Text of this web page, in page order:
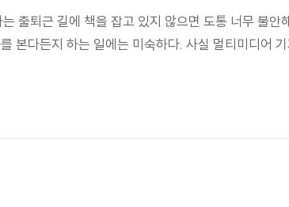
출퇴근 길에 책을 잡고 있지 않으면 도통 너무 불안
본다든지 하는 일에는 미숙하다. 사실 멀티미디어